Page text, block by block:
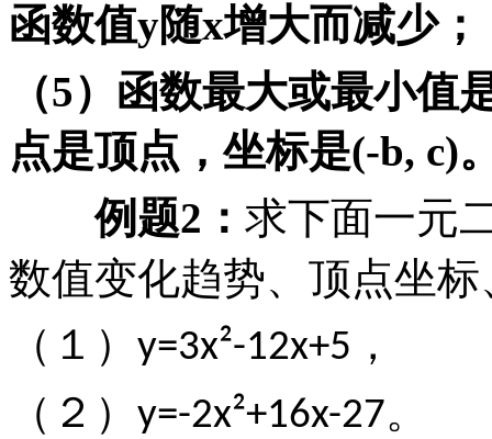
函数值y随x增大而减少；
（5）函数最大或最小值
点是顶点，坐标是(-b, c)
例题2 ： 求下面一元
数值变化趋势、顶点坐
（１） y=3x²-12x+5 ，
（２） y=-2x²+16x-27。